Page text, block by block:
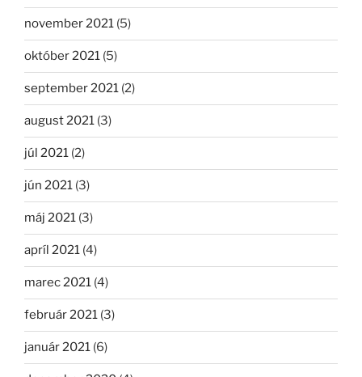
november 2021 (5)
október 2021 (5)
september 2021 (2)
august 2021 (3)
júl 2021 (2)
jún 2021 (3)
máj 2021 (3)
apríl 2021 (4)
marec 2021 (4)
február 2021 (3)
január 2021 (6)